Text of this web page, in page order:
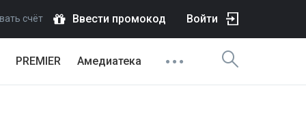
счёт Ввести промокод Войти
PREMIER Амедиатека